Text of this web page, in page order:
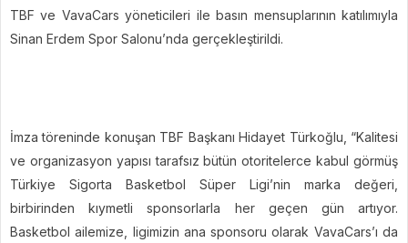
TBF ve VavaCars yöneticileri ile basın mensuplarının katılımıyla
Sinan Erdem Spor Salonu’nda gerçekleştirildi.
İmza töreninde konuşan TBF Başkanı Hidayet Türkoğlu, “Kalitesi
ve organizasyon yapısı tarafsız bütün otoritelerce kabul görmüş
Türkiye Sigorta Basketbol Süper Ligi’nin marka değeri,
birbirinden kıymetli sponsorlarla her geçen gün artıyor.
Basketbol ailemize, ligimizin ana sponsoru olarak VavaCars’ı da